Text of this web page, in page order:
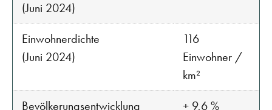
(Juni 2024)
Einwohnerdichte
(Juni 2024)
116
Einwohner /
km²
Bevölkerungsentwicklung
+ 9,6 %